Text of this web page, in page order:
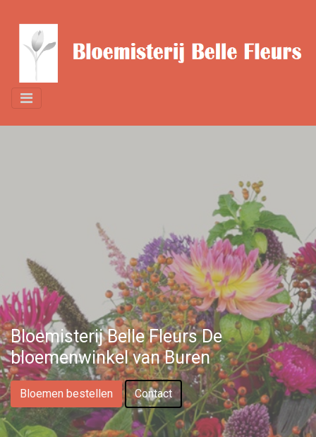
Bloemisterij Belle Fleurs De
bloemenwinkel van Buren
Bloemen bestellen Contact